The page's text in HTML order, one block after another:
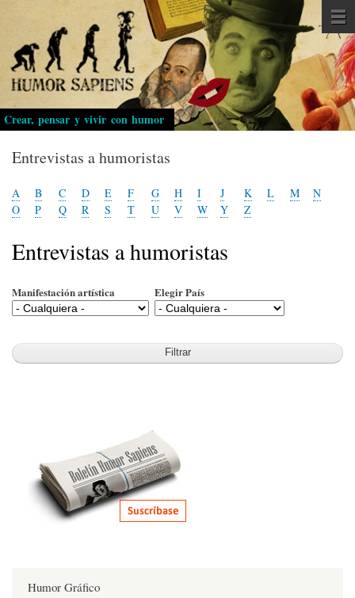
Pasar
al
contenido
principal
Crear, pensar y vivir con humor
Entrevistas a humoristas
A B C D E F G H I J K L M
N
O
P Q R S T U V W Y Z
Entrevistas a humoristas
Manifestación artística Elegir País
Humor Gráfico